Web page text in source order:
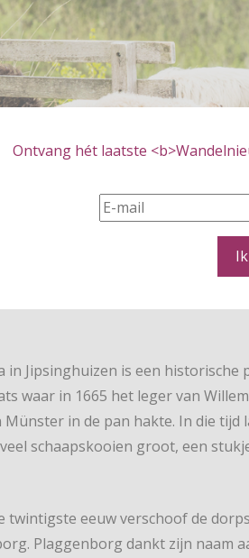
Ontvang hét laatste
in Jipsinghuizen is een
waar in 1665 het leger van
Münster in de pan hakte. In die
schaapskooien groot, een
twintigste eeuw verschoof de
Plaggenborg dankt zijn naam